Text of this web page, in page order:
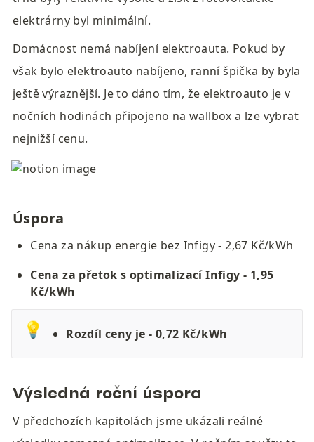
elektrárny byl minimální.
Domácnost nemá nabíjení elektroauta. Pokud by
však bylo elektroauto nabíjeno, ranní špička by byla
ještě výraznější. Je to dáno tím, že elektroauto je v
nočních hodinách připojeno na wallbox a lze vybrat
nejnižší cenu.
Úspora
Cena za nákup energie bez Infigy - 2,67 Kč/kWh
Cena za přetok s optimalizací Infigy - 1,95
Kč/kWh
💡 Rozdíl ceny je - 0,72 Kč/kWh
Výsledná roční úspora
V předchozích kapitolách jsme ukázali reálné